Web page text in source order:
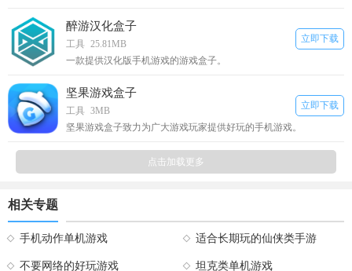
醉游汉化盒子
工具 25.81MB
一款提供汉化版手机游戏的游戏盒子。
立即下载
坚果游戏盒子
工具 3MB
坚果游戏盒子致力为广大游戏玩家提供好玩的手机游戏。
立即下载
点击加载更多
相关专题
手机动作单机游戏 适合长期玩的仙侠类手游
不要网络的好玩游戏 坦克类单机游戏